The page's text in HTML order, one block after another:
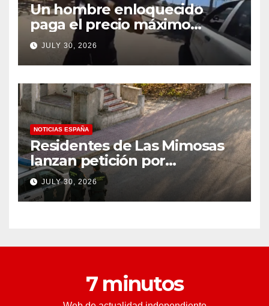
Un hombre enloquecido
paga el precio máximo
después de llevar un cuchillo
a un tiroteo con agentes del
condado de Los Ángeles
(VIDEO) * The Gateway
Pundit * por Cullen
Linebarger
JULY 30, 2026
NOTICIAS ESPAÑA
Residentes de Las Mimosas
lanzan petición por
disminución ‘inaceptable’ de
servicios básicos – The
Leader
JULY 30, 2026
7 minutos